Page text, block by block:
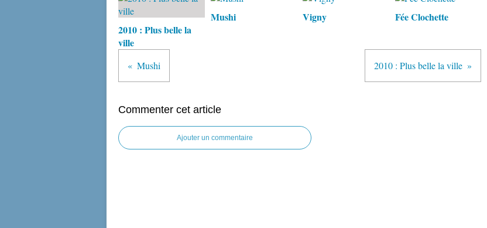
2010 : Plus belle la
ville
Mushi Vigny Fée Clochette
Mushi 2010 : Plus belle la ville
Commenter cet article
Ajouter un commentaire